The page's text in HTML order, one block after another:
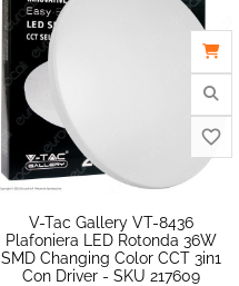
V-Tac Gallery VT-8436
Plafoniera LED Rotonda 36W
SMD Changing Color CCT 3in1
Con Driver - SKU 217609